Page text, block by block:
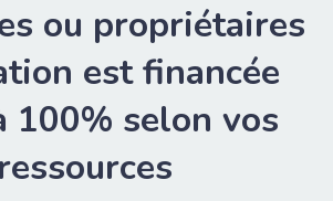
ou propriétaires
est financée
100% selon vos
ressources